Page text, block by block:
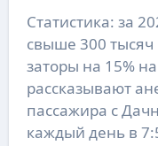
Статистика: за
свыше 300 тысяч
заторы на 15%
рассказывают
пассажира с
каждый день в